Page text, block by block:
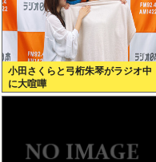
小田さくらと弓桁朱琴がラジオ中
に大喧嘩